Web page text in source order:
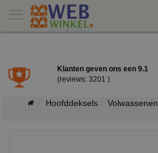
Klanten geven ons een 9.1
(reviews: 3201 )
Hoofddeksels Volwassenen